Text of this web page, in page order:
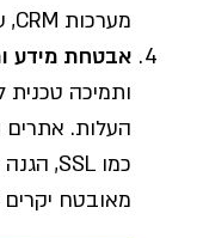
מערכות CRM, עשויים להיות יקרים יותר.
אבטחת מידע
ותמיכה
העלות.
מאובטח